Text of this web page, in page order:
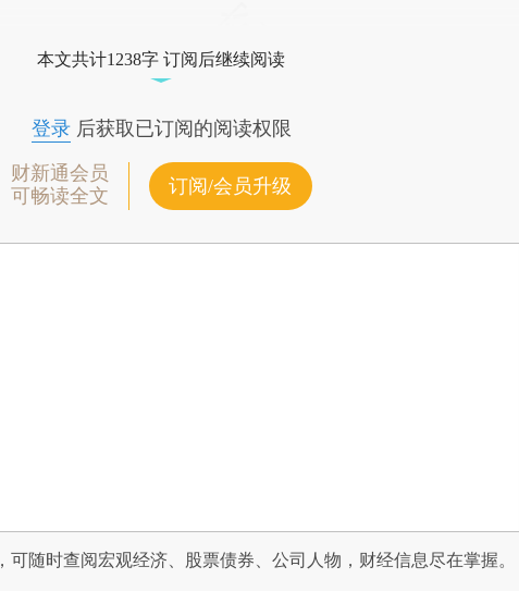
本文共计1238字 订阅后继续阅读
登录后获取已订阅的阅读权限
财新通会员
可畅读全文
订阅/会员升级
，可随时查阅宏观经济、股票债券、公司人物，财经信息尽在掌握。